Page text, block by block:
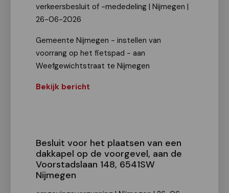
verkeersbesluit of -mededeling | Nijmegen |
26-06-2026
Gemeente Nijmegen - instellen van
voorrang op het fietspad - aan
Weefgewichtstraat te Nijmegen
Bekijk bericht
Besluit voor het plaatsen van een
dakkapel op de voorgevel, aan de
Voorstadslaan 148, 6541SW
Nijmegen